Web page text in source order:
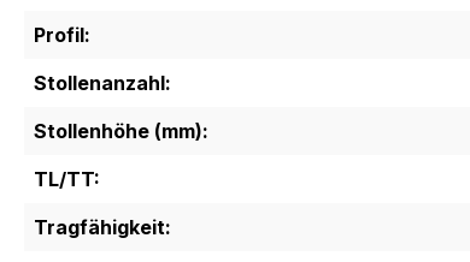
Profil:
Stollenanzahl:
Stollenhöhe (mm):
TL/TT:
Tragfähigkeit: